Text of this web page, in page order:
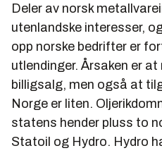
Deler av norsk
utenlandske interesser,
opp norske bedrifter er
utlendinger. Årsaken er
billigsalg, men også at
Norge er liten.
statens hender pluss to
Statoil og Hydro. Hydro